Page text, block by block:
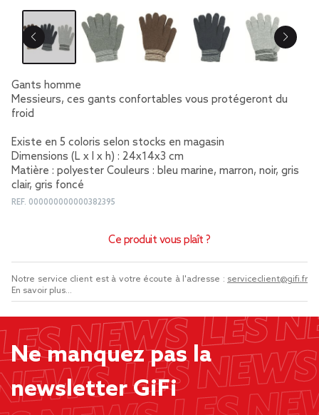
Gants homme
Messieurs, ces gants confortables vous protégeront du
froid
Existe en 5 coloris selon stocks en magasin
Dimensions (L x l x h) : 24x14x3 cm
Matière : polyester Couleurs : bleu marine, marron, noir, gris
clair, gris foncé
REF. 000000000000382395
Ce produit vous plaît ?
Notre service client est à votre écoute à l'adresse : serviceclient@gifi.fr
En savoir plus...
Ne manquez pas la
newsletter GiFi